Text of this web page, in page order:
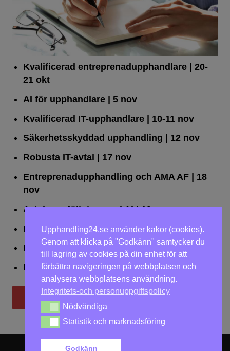
Kvalificerad entreprenad­upphandlare
| 20-
21 okt
AI för upphandlare| 5 nov
Kvalificerad IT-upphandlare| 10-11 nov
Säkerhetsskyddad upphandling | 12 nov
Robusta IT-avtal
| 17 nov
Entreprenadupphandling och AMA AF| 18
nov
Avtalsuppföljning med AI| 19 nov
Leda upphandlingar effektivt| 25 nov
Dialogförfaranden | 26 nov
LOU på två dagar| 2-3 dec
Till utbildningar
Upphandling24.se använder kakor (cookies).
Genom att klicka på "Godkänn" samtycker du
till lagring av cookies på din enhet för att
förbättra navigeringen på webbplatsen och
analysera webbplatsens användning.
Integritets-och personuppgiftspolicy
Nödvändiga
Nödvändiga
Statistik och marknadsföring
Statistik och marknadsföring
Godkänn